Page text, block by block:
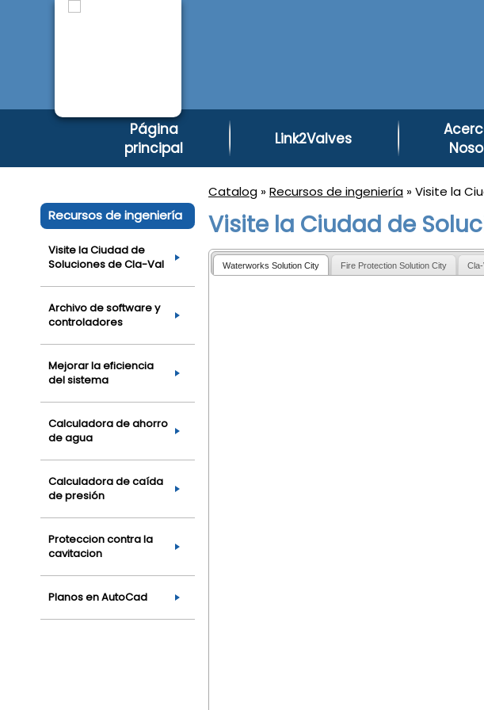
Página
principal
Link2Valves
Catalog »Recursos de ingeniería » Visite la
Visite la Ciudad de
Waterworks Solution City Fire Protection Solution City
Recursos de ingeniería
Visite la Ciudad de
Soluciones de Cla-Val
Archivo de software y
controladores
Mejorar la eficiencia
del sistema
Calculadora de ahorro
de agua
Calculadora de caída
de presión
Proteccion contra la
cavitacion
Planos en AutoCad